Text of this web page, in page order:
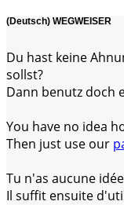
(Deutsch) WEGWEISER
Du hast keine
sollst?
Dann benutz doch
You have no idea
Then just use our
Tu n'as aucune
Il suffit ensuite